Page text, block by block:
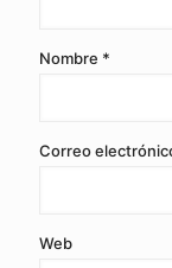
Nombre *
Correo
Web